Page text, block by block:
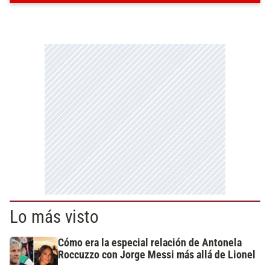
Lo más visto
Cómo era la especial relación de Antonela
Roccuzzo con Jorge Messi más allá de Lionel